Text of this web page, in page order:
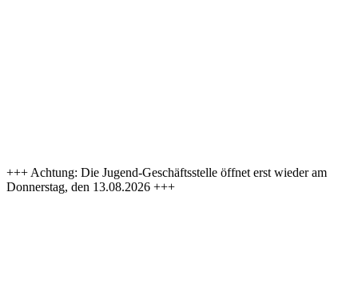
+++ Achtung: Die Jugend-Geschäftsstelle öffnet erst wieder am
Donnerstag, den 13.08.2026 +++